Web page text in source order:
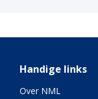
Handige links
Over NML